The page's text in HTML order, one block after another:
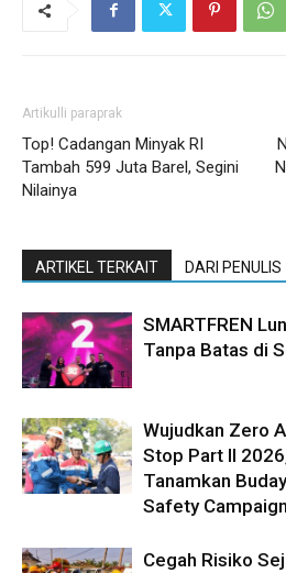
Artikulli paraprak
Top! Cadangan Minyak RI
Tambah 599 Juta Barel, Segini
Nilainya
ARTIKEL TERKAIT DARI PENULIS
SMARTFREN
Tanpa Batas di
Wujudkan Zero
Stop Part II
Tanamkan
Safety Campaign
Cegah Risiko